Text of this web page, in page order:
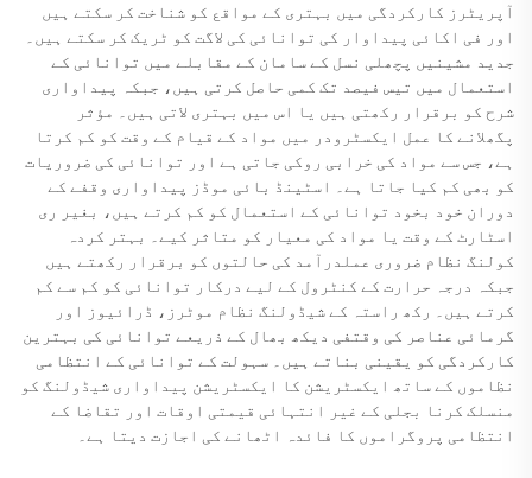
آپریٹرز کارکردگی میں بہتری کے مواقع کو شناخت کر سکتے ہیں
اور فی اکائی پیداوار کی توانائی کی لاگت کو ٹریک کر سکتے ہیں۔
جدید مشینیں پچھلی نسل کے سامان کے مقابلے میں توانائی کے
استعمال میں تیس فیصد تک کمی حاصل کرتی ہیں، جبکہ پیداواری
شرح کو برقرار رکھتی ہیں یا اس میں بہتری لاتی ہیں۔ مؤثر
پگھلانے کا عمل ایکسٹرودر میں مواد کے قیام کے وقت کو کم کرتا
ہے، جس سے مواد کی خرابی روکی جاتی ہے اور توانائی کی ضروریات
کو بھی کم کیا جاتا ہے۔ اسٹینڈ بائی موڈز پیداواری وقفے کے
دوران خود بخود توانائی کے استعمال کو کم کرتے ہیں، بغیر ری
اسٹارٹ کے وقت یا مواد کی معیار کو متاثر کیے۔ بہتر کردہ
کولنگ نظام ضروری عملدرآمد کی حالتوں کو برقرار رکھتے ہیں
جبکہ درجہ حرارت کے کنٹرول کے لیے درکار توانائی کو کم سے کم
کرتے ہیں۔ رکھ راستہ کے شیڈولنگ نظام موٹرز، ڈرائیوز اور
گرمائی عناصر کی وقتفی دیکھ بھال کے ذریعے توانائی کی بہترین
کارکردگی کو یقینی بناتے ہیں۔ سہولت کے توانائی کے انتظامی
نظاموں کے ساتھ ایکسٹریشن کا ایکسٹریشن پیداواری شیڈولنگ کو
منسلک کرنا بجلی کے غیر انتہائی قیمتی اوقات اور تقاضا کے
انتظامی پروگراموں کا فائدہ اٹھانے کی اجازت دیتا ہے۔